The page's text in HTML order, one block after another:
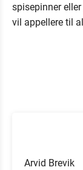
spisepinner
vil appellere til
Arvid Brevik